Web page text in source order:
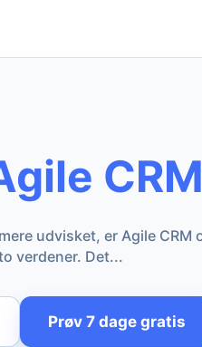
udvisket, er Agile
verdener. Det...
Prøv 7 dage gratis